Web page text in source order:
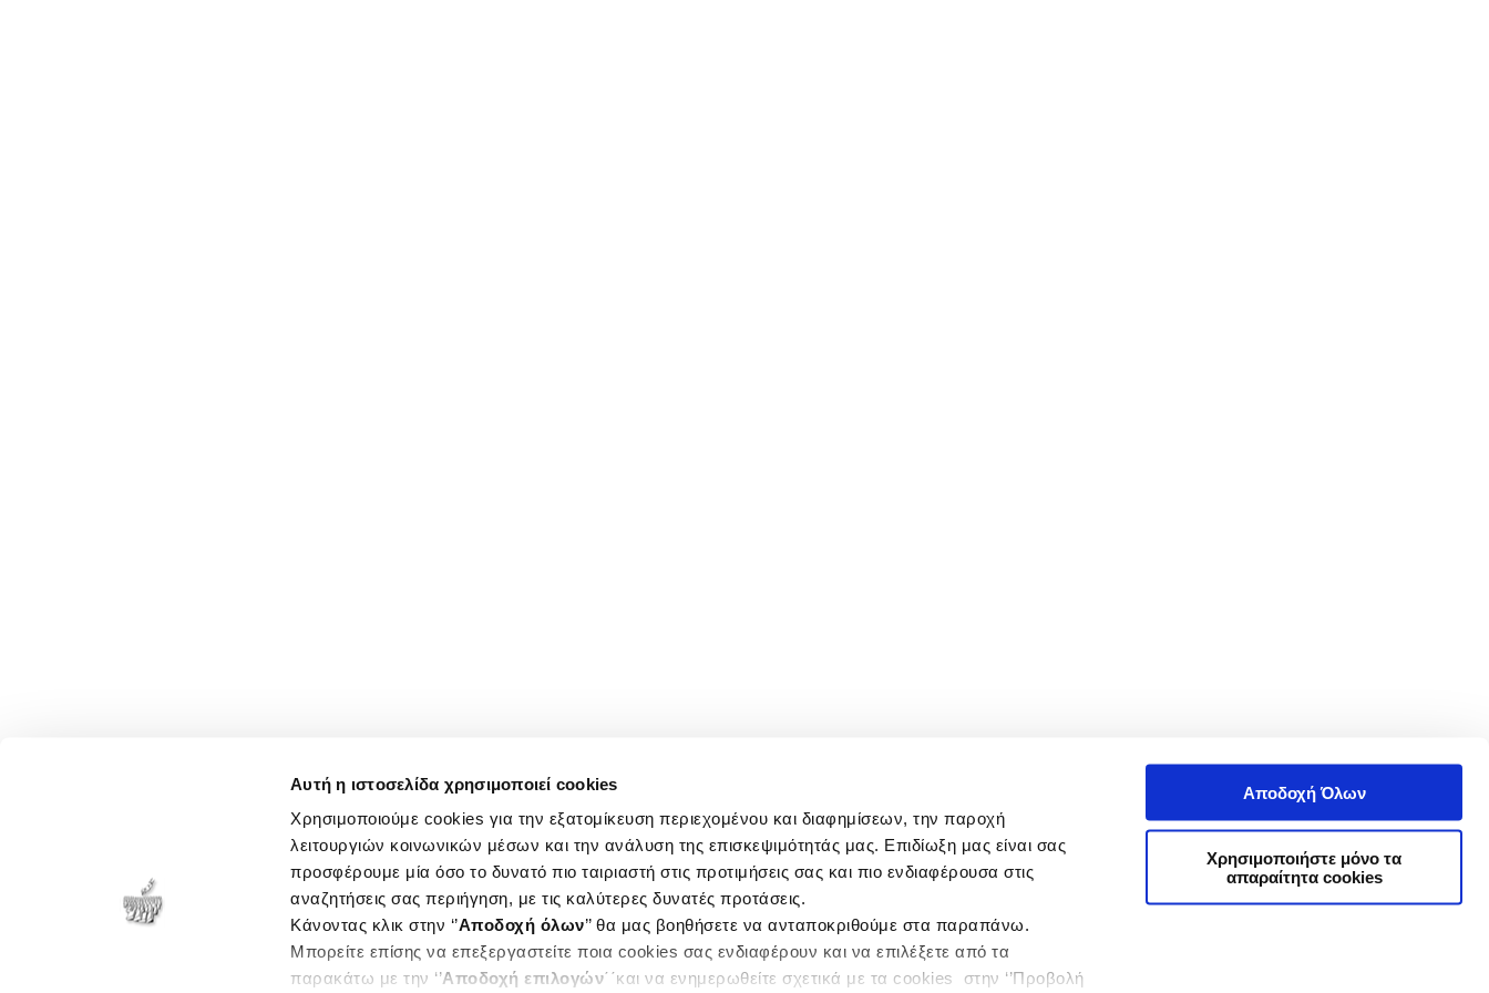
Αυτή η ιστοσελίδα χρησιμοποιεί cookies
Χρησιμοποιούμε cookies για την εξατομίκευση περιεχομένου και διαφημίσεων, την παροχή
λειτουργιών κοινωνικών μέσων και την ανάλυση της επισκεψιμότητάς μας. Επιδίωξη μας είναι σας
προσφέρουμε μία όσο το δυνατό πιο ταιριαστή στις προτιμήσεις σας και πιο ενδιαφέρουσα στις
αναζητήσεις σας περιήγηση, με τις καλύτερες δυνατές προτάσεις.
Κάνοντας κλικ στην ‘’Αποδοχή όλων’’ θα μας βοηθήσετε να ανταποκριθούμε στα παραπάνω.
Μπορείτε επίσης να επεξεργαστείτε ποια cookies σας ενδιαφέρουν και να επιλέξετε από τα
παρακάτω με την ‘’Αποδοχή επιλογών΄΄και να ενημερωθείτε σχετικά με τα cookies στην ‘’Προβολή
Αποδοχή Όλων
Χρησιμοποιήστε μόνο τα
απαραίτητα cookies